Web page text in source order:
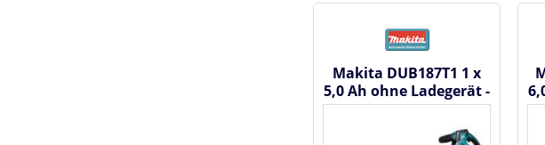
Makita DUB187T1 1 x
5,0 Ah ohne Ladegerät -
Akku Laubbläser und...